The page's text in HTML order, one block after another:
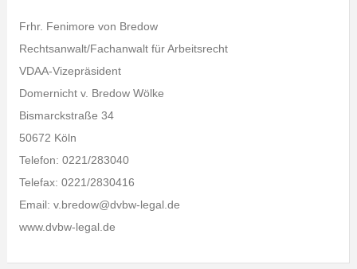
Frhr. Fenimore von Bredow
Rechtsanwalt/Fachanwalt für Arbeitsrecht
VDAA-Vizepräsident
Domernicht v. Bredow Wölke
Bismarckstraße 34
50672 Köln
Telefon: 0221/283040
Telefax: 0221/2830416
Email: v.bredow@dvbw-legal.de
www.dvbw-legal.de